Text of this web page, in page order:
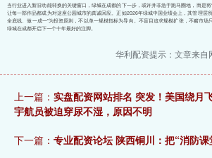
当行业进入新旧动能转换的关键窗口，绿城在成都的下一步，或许并非急于跑马圈地，而是
让每一部作品都成为对这座公园城市的真诚回应。正如2026年绿城中国业绩会上，其管理层
全底线、做一成一”为投资原则，不以单一规模指标为导向。不盲目追求规模扩张，不赌市
绿城在成都开启下一个十年最好的注脚。
华利配资提示：文章来自
上一篇： 实盘配资网站排名 突发！美国绕月
宇航员被迫穿尿不湿，原因不明
下一篇： 专业配资论坛 陕西铜川：把“消防